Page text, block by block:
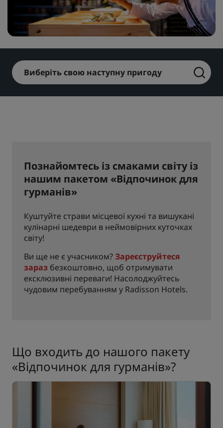
Park Plaza Park Inn by Radisson
Prize by Radisson
Kunlun Golden Tulip
Готелі у центрі міста
Виберіть свою наступну пригоду
Познайомтесь із смаками світу із
нашим пакетом «Відпочинок для
гурманів»
Куштуйте страви місцевої кухні та вишукані
кулінарні шедеври в неймовірних куточках
світу!
Ви ще не є учасником? Зареєструйтеся
зараз безкоштовно, щоб отримувати
ексклюзивні переваги! Насолоджуйтесь
чудовим перебуванням у Radisson Hotels.
Що входить до нашого пакету
«Відпочинок для гурманів»?